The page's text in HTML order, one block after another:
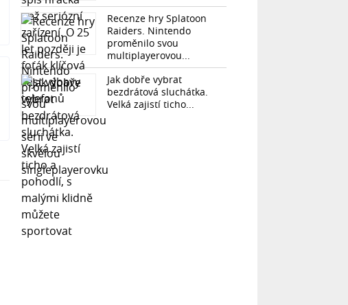
Recenze hry Splatoon
Raiders. Nintendo
proměnilo svou
multiplayerovou...
Jak dobře vybrat
bezdrátová sluchátka.
Velká zajistí ticho...